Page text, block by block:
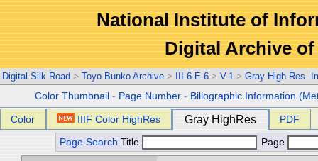
National Institute of
Digital Archive
Digital Silk Road > Toyo Bunko Archive > III-6-E-6 > V-1 > Gray High Res.
Color Thumbnail - Page Number - Biliographic Information
Color IIIF Color HighRes Gray HighRes PDF
Page Search Title Page